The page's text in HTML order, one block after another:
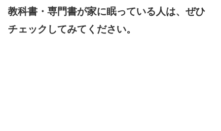
教科書・専門書が家に眠っている人は、ぜひ
チェックしてみてください。